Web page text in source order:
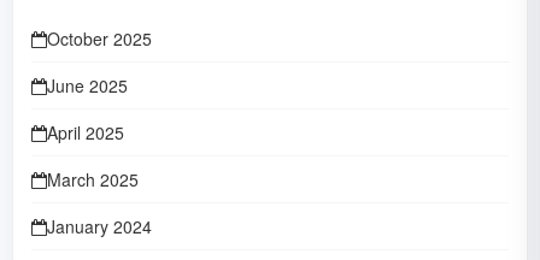
October 2025
June 2025
April 2025
March 2025
January 2024